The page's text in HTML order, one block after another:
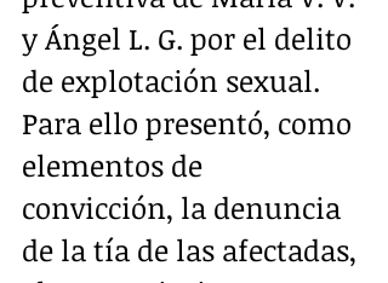
y Ángel L. G. por el delito
de explotación sexual.
Para ello presentó, como
elementos de
convicción, la denuncia
de la tía de las afectadas,